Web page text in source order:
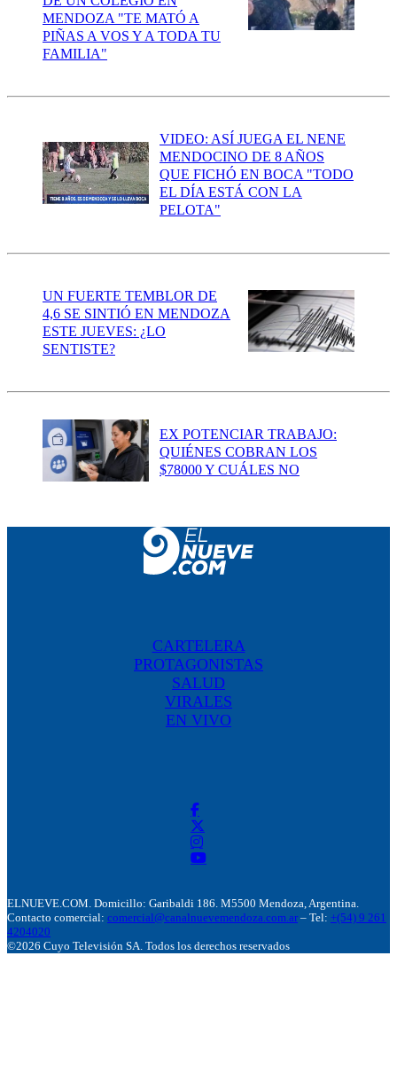
MENDOZA "TE MATÓ A
PIÑAS A VOS Y A TODA TU
FAMILIA"
VIDEO: ASÍ JUEGA EL NENE
MENDOCINO DE 8 AÑOS
QUE FICHÓ EN BOCA "TODO
EL DÍA ESTÁ CON LA
PELOTA"
UN FUERTE TEMBLOR DE
4,6 SE SINTIÓ EN MENDOZA
ESTE JUEVES: ¿LO
SENTISTE?
EX POTENCIAR TRABAJO:
QUIÉNES COBRAN LOS
$78000 Y CUÁLES NO
CARTELERA
PROTAGONISTAS
SALUD
VIRALES
EN VIVO
ELNUEVE.COM. Domicillo: Garibaldi 186. M5500 Mendoza, Argentina.
Contacto comercial: comercial@canalnuevemendoza.com.ar – Tel: +(54) 9 261
4204020
©2026 Cuyo Televisión SA. Todos los derechos reservados